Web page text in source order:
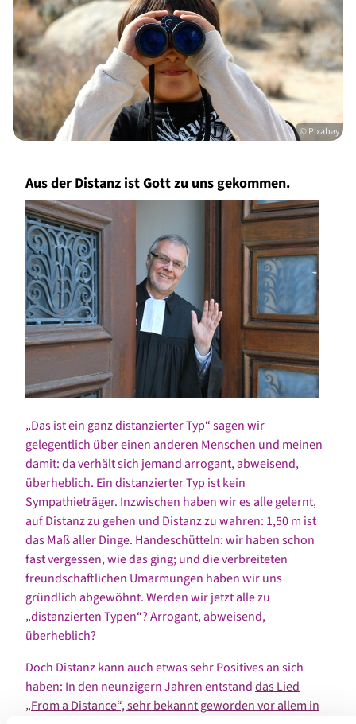
© Pixabay
Aus der Distanz ist Gott zu uns gekommen.
„Das ist ein ganz distanzierter Typ“ sagen wir
gelegentlich über einen anderen Menschen und meinen
damit: da verhält sich jemand arrogant, abweisend,
überheblich. Ein distanzierter Typ ist kein
Sympathieträger. Inzwischen haben wir es alle gelernt,
auf Distanz zu gehen und Distanz zu wahren: 1,50 m ist
das Maß aller Dinge. Handeschütteln: wir haben schon
fast vergessen, wie das ging; und die verbreiteten
freundschaftlichen Umarmungen haben wir uns
gründlich abgewöhnt. Werden wir jetzt alle zu
„distanzierten Typen“? Arrogant, abweisend,
überheblich?
Doch Distanz kann auch etwas sehr Positives an sich
haben: In den neunzigern Jahren entstanddas Lied
„From a Distance“, sehr bekannt geworden vor allem in